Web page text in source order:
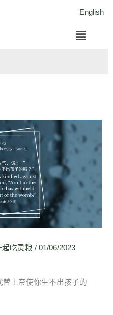
English
菜
单
起吃灵粮 /01/06/2023
替上帝使你生不出孩子的